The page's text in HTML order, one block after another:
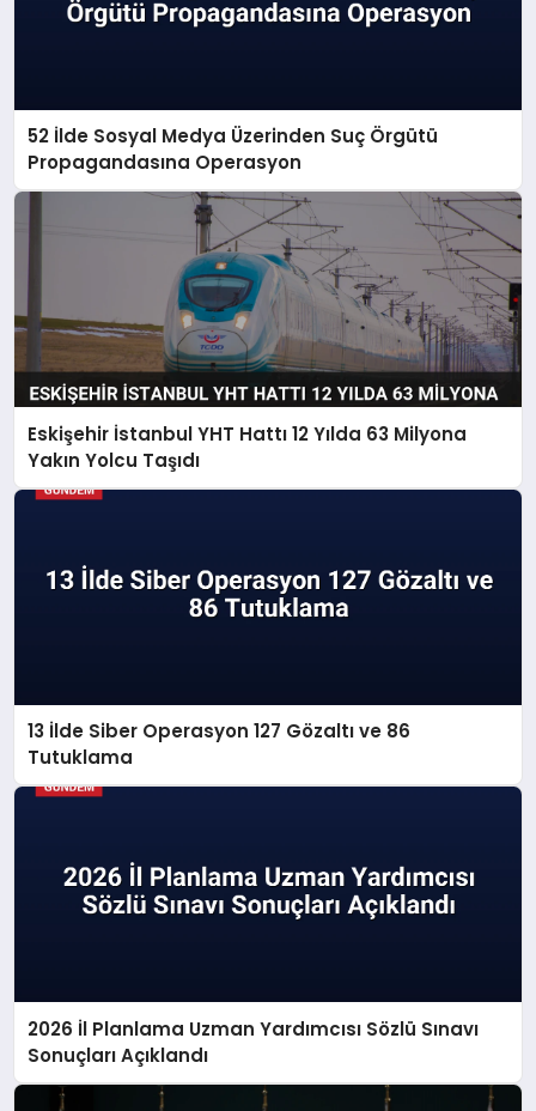
52 İlde Sosyal Medya Üzerinden Suç Örgütü
Propagandasına Operasyon
Eskişehir İstanbul YHT Hattı 12 Yılda 63 Milyona
Yakın Yolcu Taşıdı
13 İlde Siber Operasyon 127 Gözaltı ve 86
Tutuklama
2026 İl Planlama Uzman Yardımcısı Sözlü Sınavı
Sonuçları Açıklandı